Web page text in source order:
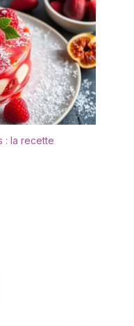
et se
facilement. Pas
pas
aucun résidu –
de plaisir et
même en
fréquente.
: la recette